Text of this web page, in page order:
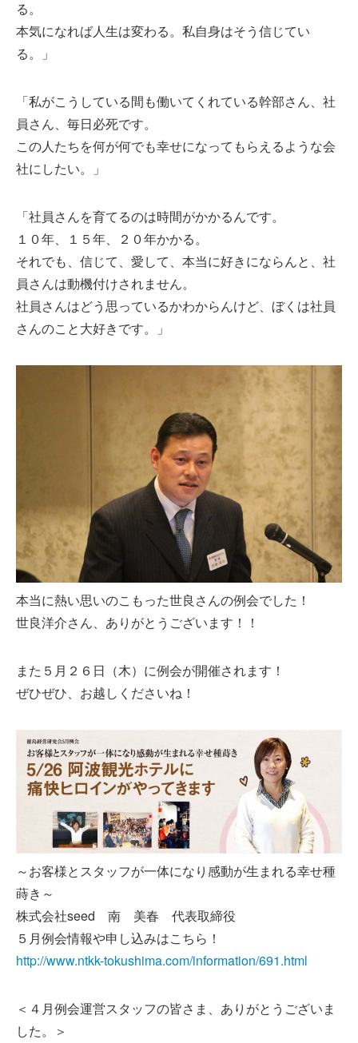
る。
本気になれば人生は変わる。私自身はそう信じてい
る。」
「私がこうしている間も働いてくれている幹部さん、社
員さん、毎日必死です。
この人たちを何が何でも幸せになってもらえるような会
社にしたい。」
「社員さんを育てるのは時間がかかるんです。
１０年、１５年、２０年かかる。
それでも、信じて、愛して、本当に好きにならんと、社
員さんは動機付けされません。
社員さんはどう思っているかわからんけど、ぼくは社員
さんのこと大好きです。」
本当に熱い思いのこもった世良さんの例会でした！
世良洋介さん、ありがとうございます！！
また５月２６日（木）に例会が開催されます！
ぜひぜひ、お越しくださいね！
～お客様とスタッフが一体になり感動が生まれる幸せ種
蒔き～
株式会社seed 南 美春 代表取締役
５月例会情報や申し込みはこちら！
http://www.ntkk-tokushima.com/information/691.html
＜４月例会運営スタッフの皆さま、ありがとうございま
した。＞